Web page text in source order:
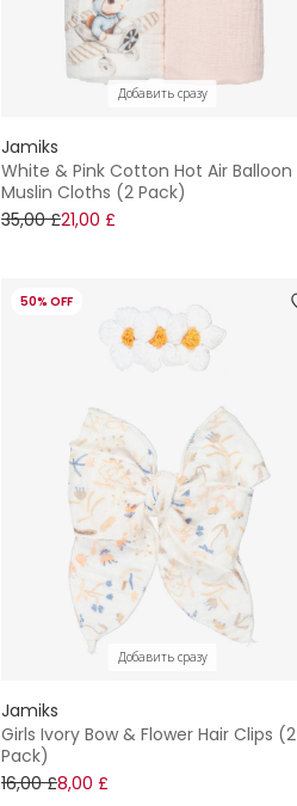
Добавить сразу
Jamiks
White & Pink Cotton Hot Air Balloon
Muslin Cloths (2 Pack)
35,00 £21,00 £
50% OFF
Добавить сразу
Jamiks
Girls Ivory Bow & Flower Hair Clips (2
Pack)
16,00 £8,00 £